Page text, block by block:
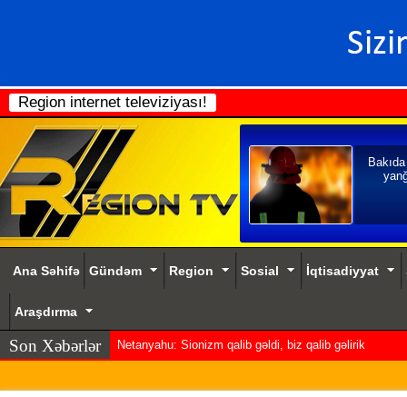
Region internet televiziyası!
Ana Səhifə Gündəm Region Sosial İqtisadiyyat
Araşdırma
Son Xəbərlər Netanyahu: Sionizm qalib gəldi, biz qalib gəlirik